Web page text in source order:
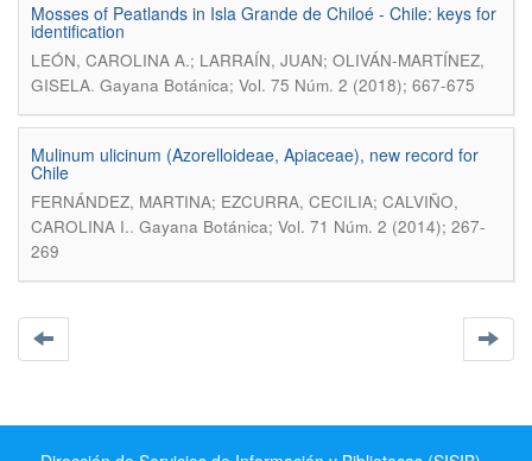
Mosses of Peatlands in Isla Grande de Chiloé - Chile: keys for
identification
LEÓN, CAROLINA A.; LARRAÍN, JUAN; OLIVÁN-MARTÍNEZ,
GISELA. Gayana Botánica; Vol. 75 Núm. 2 (2018); 667-675
Mulinum ulicinum (Azorelloideae, Apiaceae), new record for
Chile
FERNÁNDEZ, MARTINA; EZCURRA, CECILIA; CALVIÑO,
CAROLINA I.. Gayana Botánica; Vol. 71 Núm. 2 (2014); 267-
269